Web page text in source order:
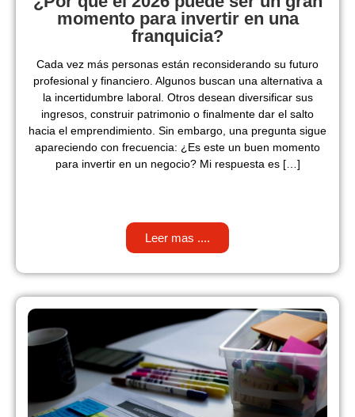
momento para invertir en una
franquicia?
Cada vez más personas están reconsiderando su futuro
profesional y financiero. Algunos buscan una alternativa a
la incertidumbre laboral. Otros desean diversificar sus
ingresos, construir patrimonio o finalmente dar el salto
hacia el emprendimiento. Sin embargo, una pregunta sigue
apareciendo con frecuencia: ¿Es este un buen momento
para invertir en un negocio? Mi respuesta es […]
Leer mas ....